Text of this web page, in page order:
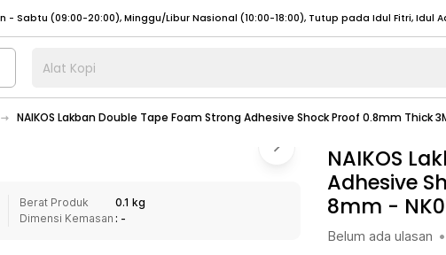
Senin - Jumat (07:00 - 20:00), Sabtu - Minggu (08:00 - 20:00), Tutup pada Idul Fitri
(08:00 - 20:00), Sabtu - Minggu/ Libur Nasional (08:00 - 17:00) Selengkapnya
Jumat (08:00 - 20:00), Sabtu - Minggu/ Libur Nasional (08:00 - 17:00)
Selengkapnya
- Sabtu (09:00-20:00), Minggu/Libur Nasional (12:00-20:00), Tutup pada Idul Fitri
- Sabtu (09:00-20:00), Minggu/Libur Nasional (12:00-20:00), Tutup pada Idul Fitri
Alat Kopi
NAIKOS Lakban Double Tape Foam Strong Adhesive Shock Proof 0.8mm Thick
Berat Produk
0.1 kg
Dimensi Kemasan : -
NAIKOS
Adhesive
8mm -
Belum ada ulasan •